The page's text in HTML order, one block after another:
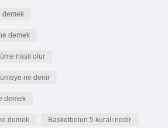
demek
demek
nasıl olur
ne denir
demek
demek Basketbolun 5 kuralı nedir